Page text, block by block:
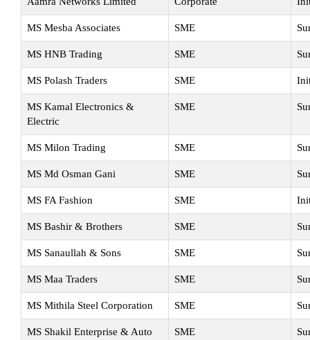
MS Mesba Associates SME
MS HNB Trading SME
MS Polash Traders SME
MS Kamal Electronics &
Electric
SME
MS Milon Trading SME
MS Md Osman Gani SME
MS FA Fashion SME
MS Bashir & Brothers SME
MS Sanaullah & Sons SME
MS Maa Traders SME
MS Mithila Steel Corporation SME
MS Shakil Enterprise & Auto
SME